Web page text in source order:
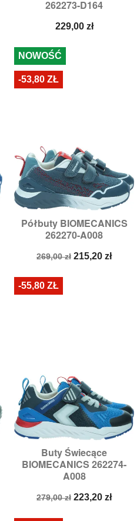
262273-D164
Cena
229,00 zł
Półbuty BIOMECANICS
262270-A008
Cena
269,00 zł Cena
215,20 zł
NOWOŚĆ
-53,80 ZŁ
Buty Świecące
BIOMECANICS 262274-
A008
Cena
279,00 zł Cena
223,20 zł
-55,80 ZŁ